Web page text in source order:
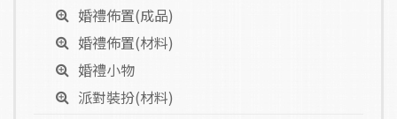
婚禮佈置(成品)
婚禮佈置(材料)
婚禮小物
派對裝扮(材料)